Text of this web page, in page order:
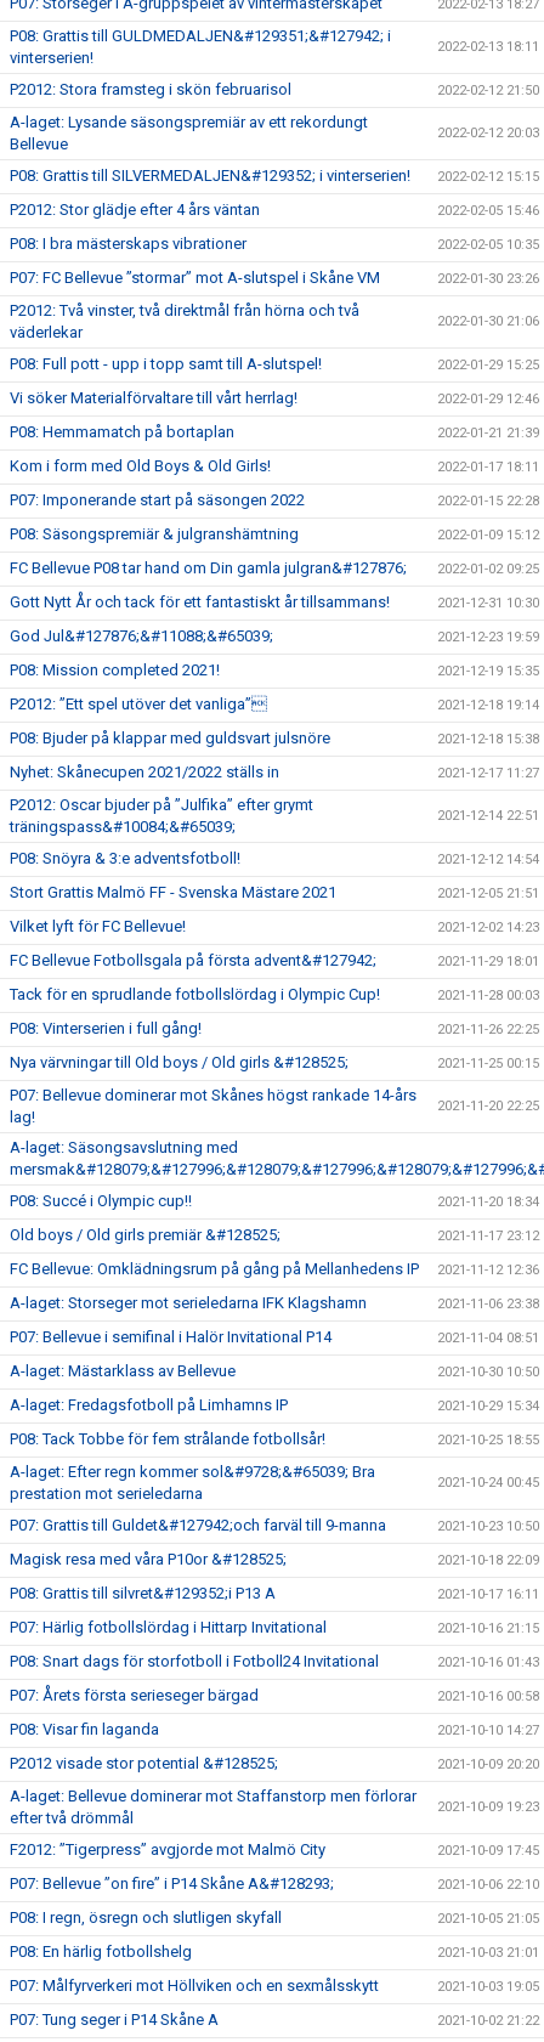
2022-02-13 18:27
P08: Grattis till GULDMEDALJEN&#129351;&#127942; i
vinterserien!
2022-02-13 18:11
P2012: Stora framsteg i skön februarisol 2022-02-12 21:50
A-laget: Lysande säsongspremiär av ett rekordungt
Bellevue
2022-02-12 20:03
P08: Grattis till SILVERMEDALJEN&#129352; i vinterserien! 2022-02-12 15:15
P2012: Stor glädje efter 4 års väntan 2022-02-05 15:46
P08: I bra mästerskaps vibrationer 2022-02-05 10:35
P07: FC Bellevue ”stormar” mot A-slutspel i Skåne VM 2022-01-30 23:26
P2012: Två vinster, två direktmål från hörna och två
väderlekar
2022-01-30 21:06
P08: Full pott - upp i topp samt till A-slutspel! 2022-01-29 15:25
Vi söker Materialförvaltare till vårt herrlag! 2022-01-29 12:46
P08: Hemmamatch på bortaplan 2022-01-21 21:39
Kom i form med Old Boys & Old Girls! 2022-01-17 18:11
P07: Imponerande start på säsongen 2022 2022-01-15 22:28
P08: Säsongspremiär & julgranshämtning 2022-01-09 15:12
FC Bellevue P08 tar hand om Din gamla julgran&#127876; 2022-01-02 09:25
Gott Nytt År och tack för ett fantastiskt år tillsammans! 2021-12-31 10:30
God Jul&#127876;&#11088;&#65039; 2021-12-23 19:59
P08: Mission completed 2021! 2021-12-19 15:35
P2012: ”Ett spel utöver det vanliga” 2021-12-18 19:14
P08: Bjuder på klappar med guldsvart julsnöre 2021-12-18 15:38
Nyhet: Skånecupen 2021/2022 ställs in 2021-12-17 11:27
P2012: Oscar bjuder på ”Julfika” efter grymt
träningspass&#10084;&#65039;
2021-12-14 22:51
P08: Snöyra & 3:e adventsfotboll! 2021-12-12 14:54
Stort Grattis Malmö FF - Svenska Mästare 2021 2021-12-05 21:51
Vilket lyft för FC Bellevue! 2021-12-02 14:23
FC Bellevue Fotbollsgala på första advent&#127942; 2021-11-29 18:01
Tack för en sprudlande fotbollslördag i Olympic Cup! 2021-11-28 00:03
P08: Vinterserien i full gång! 2021-11-26 22:25
Nya värvningar till Old boys / Old girls &#128525; 2021-11-25 00:15
P07: Bellevue dominerar mot Skånes högst rankade 14-års
lag!
2021-11-20 22:25
A-laget: Säsongsavslutning med
P08: Succé i Olympic cup!!
2021-11-20 18:34
Old boys / Old girls premiär &#128525; 2021-11-17 23:12
FC Bellevue: Omklädningsrum på gång på Mellanhedens IP 2021-11-12 12:36
A-laget: Storseger mot serieledarna IFK Klagshamn 2021-11-06 23:38
P07: Bellevue i semifinal i Halör Invitational P14 2021-11-04 08:51
A-laget: Mästarklass av Bellevue 2021-10-30 10:50
A-laget: Fredagsfotboll på Limhamns IP 2021-10-29 15:34
P08: Tack Tobbe för fem strålande fotbollsår! 2021-10-25 18:55
A-laget: Efter regn kommer sol&#9728;&#65039; Bra
prestation mot serieledarna
2021-10-24 00:45
P07: Grattis till Guldet&#127942;och farväl till 9-manna 2021-10-23 10:50
Magisk resa med våra P10or &#128525; 2021-10-18 22:09
P08: Grattis till silvret&#129352;i P13 A 2021-10-17 16:11
P07: Härlig fotbollslördag i Hittarp Invitational 2021-10-16 21:15
P08: Snart dags för storfotboll i Fotboll24 Invitational 2021-10-16 01:43
P07: Årets första serieseger bärgad 2021-10-16 00:58
P08: Visar fin laganda 2021-10-10 14:27
P2012 visade stor potential &#128525; 2021-10-09 20:20
A-laget: Bellevue dominerar mot Staffanstorp men förlorar
efter två drömmål
2021-10-09 19:23
F2012: ”Tigerpress” avgjorde mot Malmö City 2021-10-09 17:45
P07: Bellevue ”on fire” i P14 Skåne A&#128293; 2021-10-06 22:10
P08: I regn, ösregn och slutligen skyfall 2021-10-05 21:05
P08: En härlig fotbollshelg 2021-10-03 21:01
P07: Målfyrverkeri mot Höllviken och en sexmålsskytt 2021-10-03 19:05
P07: Tung seger i P14 Skåne A 2021-10-02 21:22